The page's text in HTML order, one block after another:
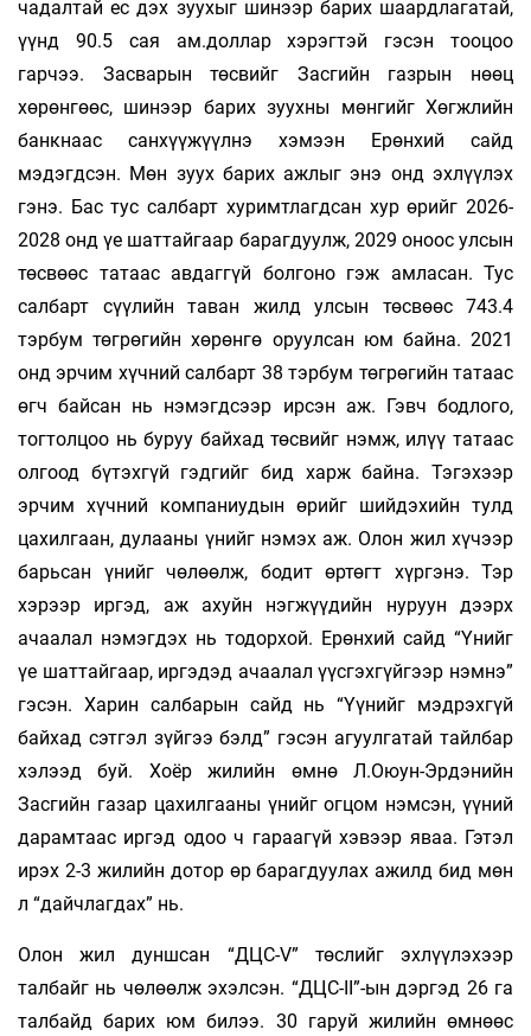
чадалтай ес дэх зуухыг шинээр барих шаардлагатай,
үүнд 90.5 сая ам.доллар хэрэгтэй гэсэн тооцоо
гарчээ. Засварын төсвийг Засгийн газрын нөөц
хөрөнгөөс, шинээр барих зуухны мөнгийг Хөгжлийн
банкнаас санхүүжүүлнэ хэмээн Ерөнхий сайд
мэдэгдсэн. Мөн зуух барих ажлыг энэ онд эхлүүлэх
гэнэ. Бас тус салбарт хуримтлагдсан хур өрийг 2026-
2028 онд үе шаттайгаар барагдуулж, 2029 оноос улсын
төсвөөс татаас авдаггүй болгоно гэж амласан. Тус
салбарт сүүлийн таван жилд улсын төсвөөс 743.4
тэрбум төгрөгийн хөрөнгө оруулсан юм байна. 2021
онд эрчим хүчний салбарт 38 тэрбум төгрөгийн татаас
өгч байсан нь нэмэгдсээр ирсэн аж. Гэвч бодлого,
тогтолцоо нь буруу байхад төсвийг нэмж, илүү татаас
олгоод бүтэхгүй гэдгийг бид харж байна. Тэгэхээр
эрчим хүчний компаниудын өрийг шийдэхийн тулд
цахилгаан, дулааны үнийг нэмэх аж. Олон жил хүчээр
барьсан үнийг чөлөөлж, бодит өртөгт хүргэнэ. Тэр
хэрээр иргэд, аж ахуйн нэгжүүдийн нуруун дээрх
ачаалал нэмэгдэх нь тодорхой. Ерөнхий сайд “Үнийг
үе шаттайгаар, иргэдэд ачаалал үүсгэхгүйгээр нэмнэ”
гэсэн. Харин салбарын сайд нь “Үүнийг мэдрэхгүй
байхад сэтгэл зүйгээ бэлд” гэсэн агуулгатай тайлбар
хэлээд буй. Хоёр жилийн өмнө Л.Оюун-Эрдэнийн
Засгийн газар цахилгааны үнийг огцом нэмсэн, үүний
дарамтаас иргэд одоо ч гараагүй хэвээр яваа. Гэтэл
ирэх 2-3 жилийн дотор өр барагдуулах ажилд бид мөн
л “дайчлагдах” нь.
Олон жил дуншсан “ДЦС-V” төслийг эхлүүлэхээр
талбайг нь чөлөөлж эхэлсэн. “ДЦС-II”-ын дэргэд 26 га
талбайд барих юм билээ. 30 гаруй жилийн өмнөөс